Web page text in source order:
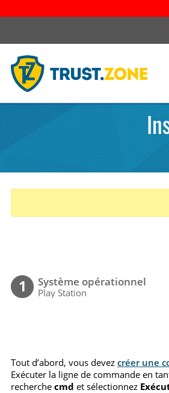
1 Système opérationnel
Play Station
Tout d’abord, vous devezcréer une
Exécuter la ligne de commande en
recherchecmd et sélectionnez